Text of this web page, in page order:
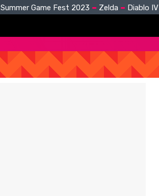
Summer Game Fest 2023 Zelda Diablo IV